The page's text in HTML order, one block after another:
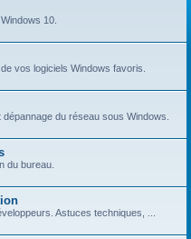
10.
vos logiciels Windows favoris.
du réseau sous Windows.
du bureau.
Astuces techniques, ...